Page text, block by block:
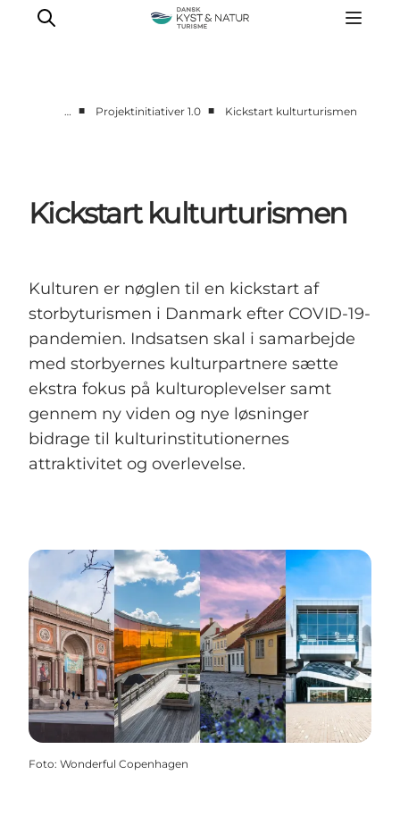
Projektinitiativer 2.0
… ■ Projektinitiativer 1.0 ■ Kickstart kulturturismen
Kickstart kulturturismen
Kulturen er nøglen til en kickstart af
storbyturismen i Danmark efter COVID-19-
pandemien. Indsatsen skal i samarbejde
med storbyernes kulturpartnere sætte
ekstra fokus på kulturoplevelser samt
gennem ny viden og nye løsninger
bidrage til kulturinstitutionernes
attraktivitet og overlevelse.
Foto: Wonderful Copenhagen